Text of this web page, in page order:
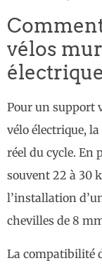
vélos
Pour un support
vélo électrique,
réel du cycle. En
souvent 22 à 30
l’installation
chevilles de 8
La compatibilité